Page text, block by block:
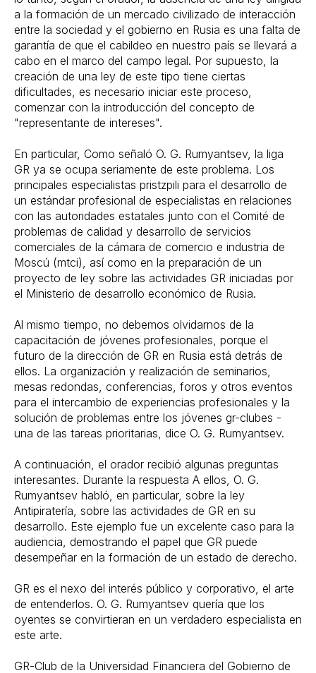
a la formación de un mercado civilizado de interacción
entre la sociedad y el gobierno en Rusia es una falta de
garantía de que el cabildeo en nuestro país se llevará a
cabo en el marco del campo legal. Por supuesto, la
creación de una ley de este tipo tiene ciertas
dificultades, es necesario iniciar este proceso,
comenzar con la introducción del concepto de
"representante de intereses".
En particular, Como señaló O. G. Rumyantsev, la liga
GR ya se ocupa seriamente de este problema. Los
principales especialistas pristzpili para el desarrollo de
un estándar profesional de especialistas en relaciones
con las autoridades estatales junto con el Comité de
problemas de calidad y desarrollo de servicios
comerciales de la cámara de comercio e industria de
Moscú (mtci), así como en la preparación de un
proyecto de ley sobre las actividades GR iniciadas por
el Ministerio de desarrollo económico de Rusia.
Al mismo tiempo, no debemos olvidarnos de la
capacitación de jóvenes profesionales, porque el
futuro de la dirección de GR en Rusia está detrás de
ellos. La organización y realización de seminarios,
mesas redondas, conferencias, foros y otros eventos
para el intercambio de experiencias profesionales y la
solución de problemas entre los jóvenes gr-clubes -
una de las tareas prioritarias, dice O. G. Rumyantsev.
A continuación, el orador recibió algunas preguntas
interesantes. Durante la respuesta A ellos, O. G.
Rumyantsev habló, en particular, sobre la ley
Antipiratería, sobre las actividades de GR en su
desarrollo. Este ejemplo fue un excelente caso para la
audiencia, demostrando el papel que GR puede
desempeñar en la formación de un estado de derecho.
GR es el nexo del interés público y corporativo, el arte
de entenderlos. O. G. Rumyantsev quería que los
oyentes se convirtieran en un verdadero especialista en
este arte.
GR-Club de la Universidad Financiera del Gobierno de